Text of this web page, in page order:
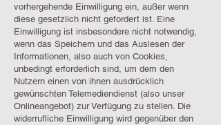
vorhergehende Einwilligung ein, außer wenn
diese gesetzlich nicht gefordert ist. Eine
Einwilligung ist insbesondere nicht notwendig,
wenn das Speichern und das Auslesen der
Informationen, also auch von Cookies,
unbedingt erforderlich sind, um dem den
Nutzern einen von ihnen ausdrücklich
gewünschten Telemediendienst (also unser
Onlineangebot) zur Verfügung zu stellen. Die
widerrufliche Einwilligung wird gegenüber den